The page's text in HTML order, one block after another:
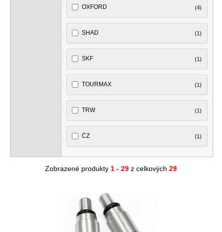
OXFORD (4)
SHAD (1)
SKF (1)
TOURMAX (1)
TRW (1)
ČZ (1)
Zobrazené produkty 1 - 29 z celkových 29